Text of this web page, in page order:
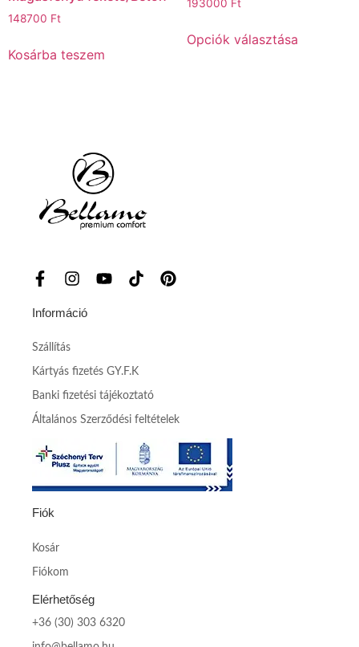
148700 Ft
Kosárba teszem
193000 Ft
Opciók választása
Információ
Szállítás
Kártyás fizetés GY.F.K
Banki fizetési tájékoztató
Általános Szerződési feltételek
Fiók
Kosár
Fiókom
Elérhetőség
+36 (30) 303 6320